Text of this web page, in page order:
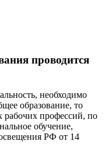
проводится
необходимо
образование, то
рабочих профессий, по
обучение,
РФ от 14